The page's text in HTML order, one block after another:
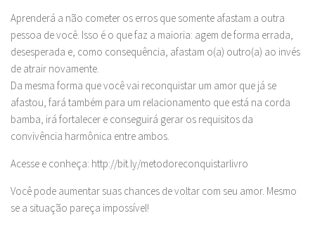
Aprenderá a não cometer os erros que somente afastam a outra
pessoa de você. Isso é o que faz a maioria: agem de forma errada,
desesperada e, como consequência, afastam o(a) outro(a) ao invés
de atrair novamente.
Da mesma forma que você vai reconquistar um amor que já se
afastou, fará também para um relacionamento que está na corda
bamba, irá fortalecer e conseguirá gerar os requisitos da
convivência harmônica entre ambos.
Acesse e conheça: http://bit.ly/metodoreconquistarlivro
Você pode aumentar suas chances de voltar com seu amor. Mesmo
se a situação pareça impossível!